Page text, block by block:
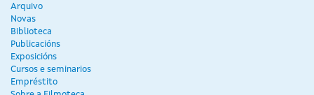
Arquivo
Novas
Biblioteca
Publicacións
Exposicións
Cursos e seminarios
Empréstito